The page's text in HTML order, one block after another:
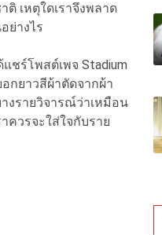
เหตุใดเราจึงพลาด
ย่างไร
ชร์โพสต์เพจ Stadium
กยาวสีผ้าตัดจากผ้า
งรายวิจารณ์ว่าเหมือน
วรจะใส่ใจกับราย